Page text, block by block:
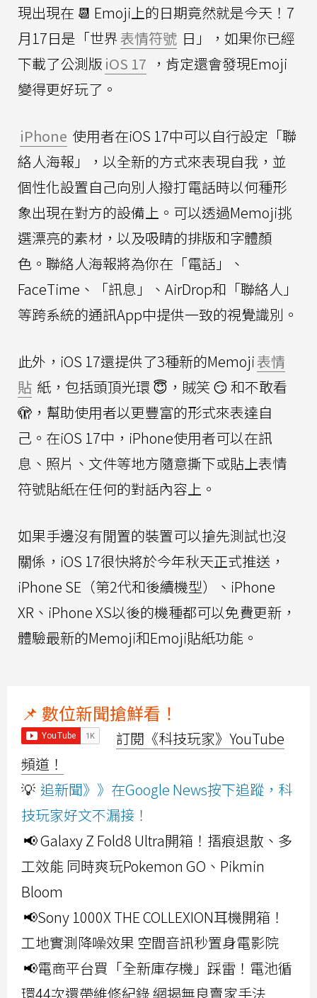
現出現在 📆 Emoji上的日期竟然就是今天！7
月17日是「世界表情符號 日」，如果你已經
下載了公測版 iOS 17 ，肯定還會發現Emoji
變得更好玩了。
iPhone 使用者在iOS 17中可以自行設定「聯
絡人海報」，以全新的方式來表現自我，並
個性化設置自己向別人撥打電話時以何種形
象出現在對方的設備上。可以透過Memoji挑
選漂亮的素材，以及吸睛的排版和字體顏
色。聯絡人海報將為你在「電話」、
FaceTime、「訊息」、AirDrop和「聯絡人」
等跨系統的通訊App中提供一致的視覺識別。
此外，iOS 17還提供了3種新的Memoji表情
貼 紙，包括頭頂光環 😇，賊笑 😏 和不敢看
🫣，幫助使用者以更豐富的形式來表達自
己。在iOS 17中，iPhone使用者可以在訊
息、照片、文件等地方隨意撕下或貼上表情
符號貼紙在任何的對話內容上。
如果手邊沒有閒置的裝置可以搶先測試也沒
關係，iOS 17很快將於今年秋天正式推送，
iPhone SE（第2代和後續機型）、iPhone
XR、iPhone XS以後的機種都可以免費更新，
體驗最新的Memoji和Emoji貼紙功能。
📌 數位新聞搶鮮看！
訂閱《科技玩家》YouTube
頻道！
💡 追新聞》》在Google News按下追蹤，科
技玩家好文不漏接！
📢 Galaxy Z Fold8 Ultra開箱！摺痕退散、多
工效能 同時爽玩Pokemon GO、Pikmin
Bloom
📢Sony 1000X THE COLLEXION耳機開箱！
工地實測降噪效果 空間音訊秒置身電影院
📢電商平台買「全新庫存機」踩雷！電池循
環44次還帶維修紀錄 網揭無良賣家手法